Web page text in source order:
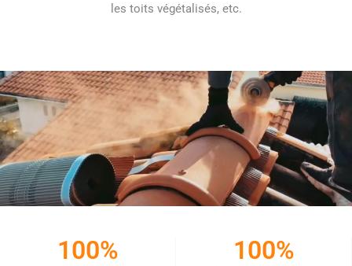
les toits végétalisés, etc.
100% 100%